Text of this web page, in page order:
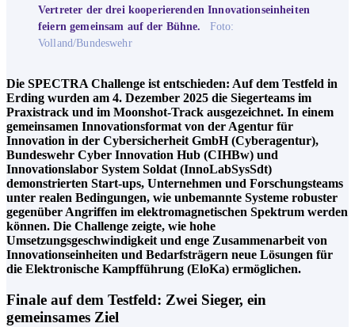
Vertreter der drei kooperierenden Innovationseinheiten
feiern gemeinsam auf der Bühne.
Foto:
Volland/Bundeswehr
Die SPECTRA Challenge ist entschieden: Auf dem Testfeld in
Erding wurden am 4. Dezember 2025 die Siegerteams im
Praxistrack und im Moonshot-Track ausgezeichnet. In einem
gemeinsamen Innovationsformat von der Agentur für
Innovation in der Cybersicherheit GmbH (Cyberagentur),
Bundeswehr Cyber Innovation Hub (CIHBw) und
Innovationslabor System Soldat (InnoLabSysSdt)
demonstrierten Start-ups, Unternehmen und Forschungsteams
unter realen Bedingungen, wie unbemannte Systeme robuster
gegenüber Angriffen im elektromagnetischen Spektrum werden
können. Die Challenge zeigte, wie hohe
Umsetzungsgeschwindigkeit und enge Zusammenarbeit von
Innovationseinheiten und Bedarfsträgern neue Lösungen für
die Elektronische Kampfführung (EloKa) ermöglichen.
Finale auf dem Testfeld: Zwei Sieger, ein
gemeinsames Ziel